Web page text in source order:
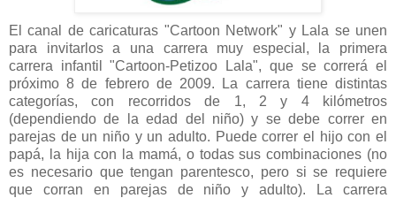
El canal de caricaturas "Cartoon Network" y Lala se unen
para invitarlos a una carrera muy especial, la primera
carrera infantil "Cartoon-Petizoo Lala", que se correrá el
próximo 8 de febrero de 2009. La carrera tiene distintas
categorías, con recorridos de 1, 2 y 4 kilómetros
(dependiendo de la edad del niño) y se debe correr en
parejas de un niño y un adulto. Puede correr el hijo con el
papá, la hija con la mamá, o todas sus combinaciones (no
es necesario que tengan parentesco, pero si se requiere
que corran en parejas de niño y adulto). La carrera